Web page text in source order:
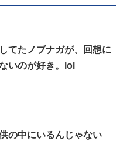
てたノブナガが、回想に
いのが好き。lol
の中にいるんじゃない